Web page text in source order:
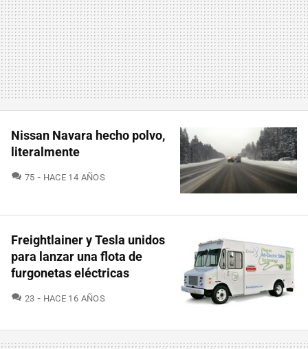
Nissan Navara hecho polvo,
literalmente
75 COMENTARIOS
HACE 14 AÑOS
Freightlainer y Tesla unidos
para lanzar una flota de
furgonetas eléctricas
23 COMENTARIOS
HACE 16 AÑOS